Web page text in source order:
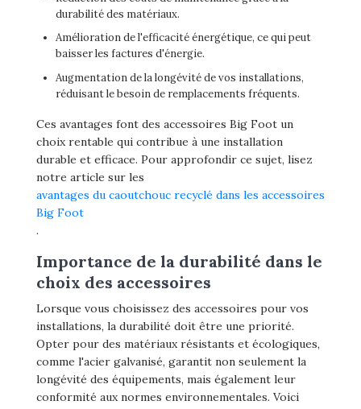
durabilité des matériaux.
Amélioration de l'efficacité énergétique, ce qui peut
baisser les factures d'énergie.
Augmentation de la longévité de vos installations,
réduisant le besoin de remplacements fréquents.
Ces avantages font des accessoires Big Foot un
choix rentable qui contribue à une installation
durable et efficace. Pour approfondir ce sujet, lisez
notre article sur les
avantages du caoutchouc recyclé dans les accessoires
Big Foot
.
Importance de la durabilité dans le
choix des accessoires
Lorsque vous choisissez des accessoires pour vos
installations, la durabilité doit être une priorité.
Opter pour des matériaux résistants et écologiques,
comme l'acier galvanisé, garantit non seulement la
longévité des équipements, mais également leur
conformité aux normes environnementales. Voici